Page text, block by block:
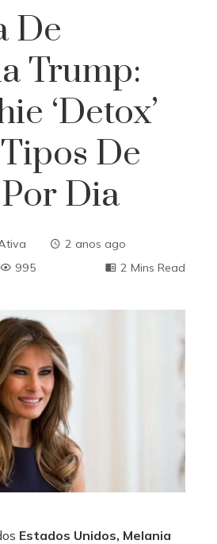
De
Trump:
‘detox’
De
Dia
2 anos ago
995 2 Mins Read
Estados Unidos, Melania